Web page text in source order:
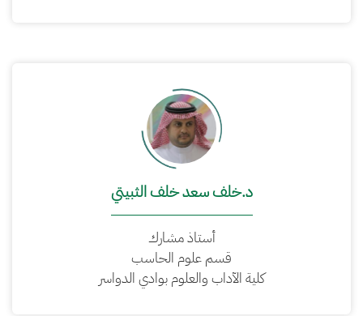
د.خلف سعد خلف الثبيتي
أستاذ مشارك
قسم علوم الحاسب
كلية الآداب والعلوم بوادي الدواسر